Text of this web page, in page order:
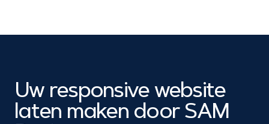
Uw responsive website
laten maken door SAM